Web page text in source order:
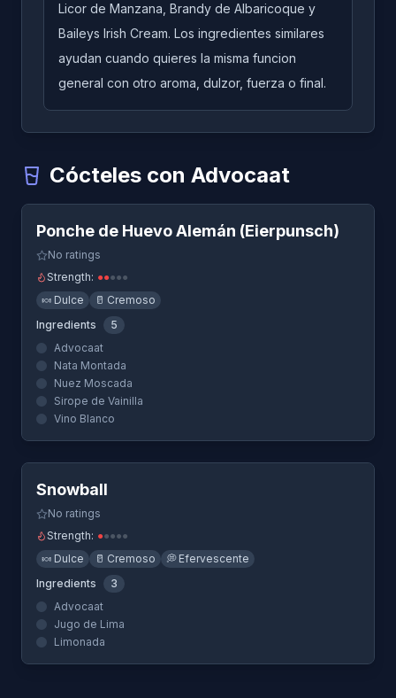
Licor de Manzana, Brandy de Albaricoque y
Baileys Irish Cream. Los ingredientes similares
ayudan cuando quieres la misma funcion
general con otro aroma, dulzor, fuerza o final.
Cócteles con Advocaat
Ponche de Huevo Alemán (Eierpunsch)
Un cóctel
Snowball- Un cóctel que usa Advocaat
Ponche de Huevo Alemán (Eierpunsch)
No ratings
Strength: ●●●●●
🍬 Dulce 🥛 Cremoso
Ingredients
5
Advocaat
Nata Montada
Nuez Moscada
Sirope de Vainilla
Vino Blanco
Quick View
Snowball
No ratings
Strength: ●●●●●
🍬 Dulce 🥛 Cremoso 💭 Efervescente
Ingredients
3
Advocaat
Jugo de Lima
Limonada